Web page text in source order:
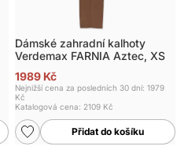
Dámské zahradní kalhoty
Verdemax FARNIA Aztec, XS
1989 Kč
Nejnižší cena za posledních 30 dní: 1979
Kč
Katalogová cena: 2109 Kč
Přidat do košíku